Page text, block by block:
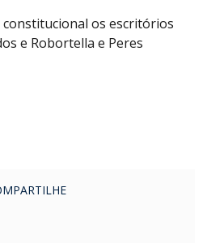
os escritórios
e Robortella e Peres